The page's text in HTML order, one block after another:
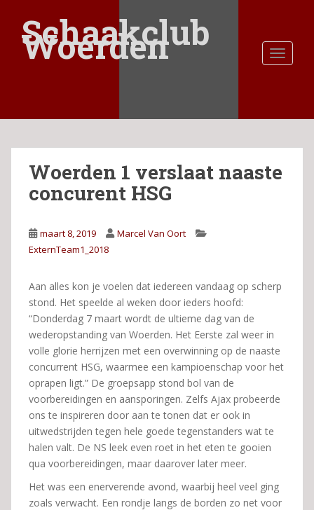
a
Schaakclub
Woerden
Woerden 1 verslaat naaste
concurent HSG
maart 8, 2019
Marcel Van Oort
ExternTeam1_2018
Aan alles kon je voelen dat iedereen vandaag op scherp
stond. Het speelde al weken door ieders hoofd:
“Donderdag 7 maart wordt de ultieme dag van de
wederopstanding van Woerden. Het Eerste zal weer in
volle glorie herrijzen met een overwinning op de naaste
concurrent HSG, waarmee een kampioenschap voor het
oprapen ligt.” De groepsapp stond bol van de
voorbereidingen en aansporingen. Zelfs Ajax probeerde
ons te inspireren door aan te tonen dat er ook in
uitwedstrijden tegen hele goede tegenstanders wat te
halen valt. De NS leek even roet in het eten te gooien
qua voorbereidingen, maar daarover later meer.
Het was een enerverende avond, waarbij heel veel ging
zoals verwacht. Een rondje langs de borden zo net voor